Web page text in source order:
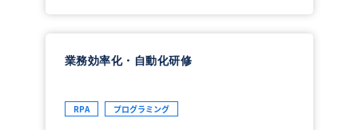
業務効率化・自動化研修
RPA プログラミング